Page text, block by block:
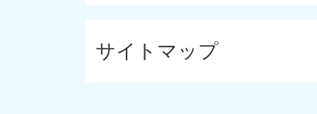
サイトマップ